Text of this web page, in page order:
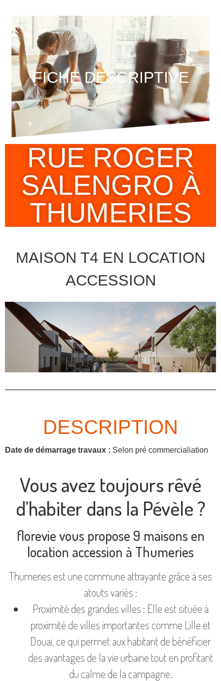
FICHE DESCRIPTIVE
RUE ROGER
SALENGRO À
THUMERIES
MAISON T4 EN LOCATION
ACCESSION
DESCRIPTION
Date de démarrage travaux : Selon pré commercialiation
Vous avez toujours rêvé
d’habiter dans la Pévèle ?
florevie vous propose 9 maisons en
location accession à Thumeries
Thumeries est une commune attrayante grâce à ses
atouts variés :
Proximité des grandes villes : Elle est située à
proximité de villes importantes comme Lille et
Douai, ce qui permet aux habitant de bénéficier
des avantages de la vie urbaine tout en profitant
du calme de la campagne.